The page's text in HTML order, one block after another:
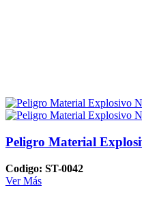
Peligro Material
Codigo: ST-0042
Ver Más